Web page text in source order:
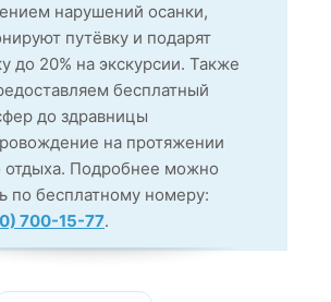
нарушений осанки,
путёвку и подарят
до 20% на экскурсии. Также
бесплатный
до здравницы
на протяжении
отдыха. Подробнее можно
по бесплатному номеру:
700-15-77.